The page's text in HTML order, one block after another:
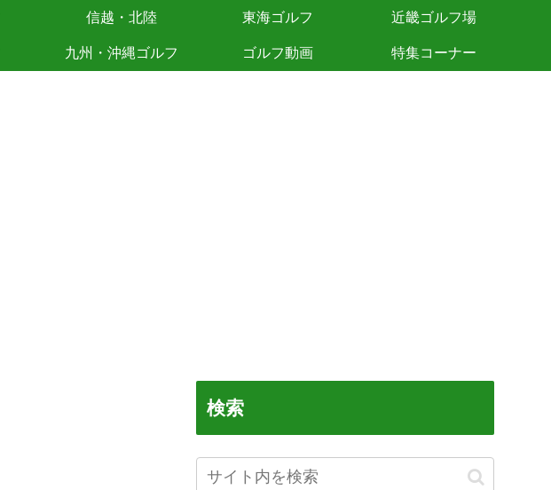
信越・北陸 東海ゴルフ 近畿ゴルフ場
九州・沖縄ゴルフ ゴルフ動画 特集コーナー
検索